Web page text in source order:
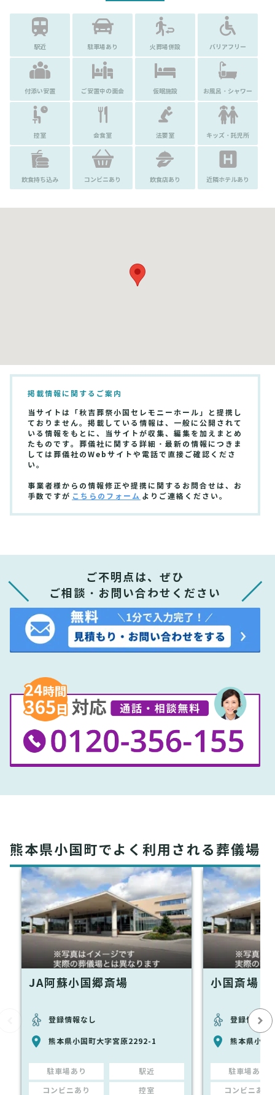
駅近 駐車場あり 火葬場併設 バリアフリー
付添い安置 ご安置中の面会 仮眠施設 お風呂・シャワー
控室 会食室 法要室 キッズ・託児所
飲食持ち込み コンビニあり 飲食店あり 近隣ホテルあり
掲載情報に関するご案内
当サイトは「秋吉葬祭小国セレモニーホール」と提携し
ておりません。掲載している情報は、一般に公開されて
いる情報をもとに、当サイトが収集、編集を加えまとめ
たものです。葬儀社に関する詳細・最新の情報につきま
しては葬儀社のWebサイトや電話で直接ご確認くださ
い。
事業者様からの情報修正や提携に関するお問合せは、お
手数ですが こちらのフォーム よりご連絡ください。
ご不明点は、ぜひ
ご相談・お問い合わせください
熊本県小国町でよく利用される葬儀場
JA阿蘇小国郷斎場
登録情報なし
熊本県小国町大字宮原2292-1
駐車場あり 駅近
コンビニあり 控室
小国斎場
登録情報な
熊本県小国
駐車場あり
コンビニあり